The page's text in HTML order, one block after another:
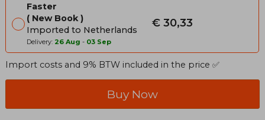
Faster
New Book
Imported to Netherlands
Delivery: 26 Aug - 03 Sep
€ 30,33
Import costs and 9% BTW included in the price ✅
Buy Now